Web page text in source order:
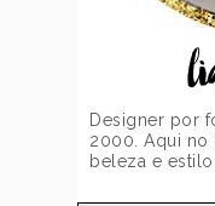
Designer por
2000. Aqui no
beleza e